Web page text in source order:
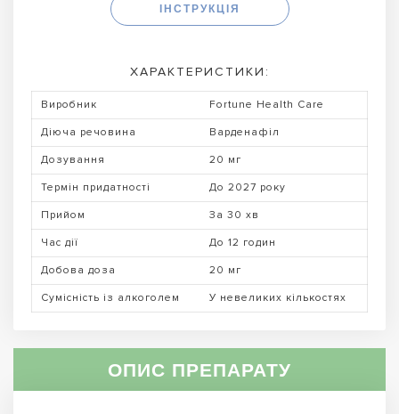
ІНСТРУКЦІЯ
ХАРАКТЕРИСТИКИ:
Виробник Fortune Health Care
Діюча речовина Варденафіл
Дозування 20 мг
Термін придатності До 2027 року
Прийом За 30 хв
Час дії До 12 годин
Добова доза 20 мг
Сумісність із алкоголем У невеликих кількостях
ОПИС ПРЕПАРАТУ